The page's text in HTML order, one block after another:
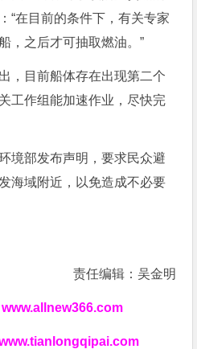
“在目前的条件下，有关专家
，之后才可抽取燃油。”
目前船体存在出现第二个
工作组能加速作业，尽快完
部发布声明，要求民众避
海域附近，以免造成不必要
责任编辑：吴金明
www.allnew366.com